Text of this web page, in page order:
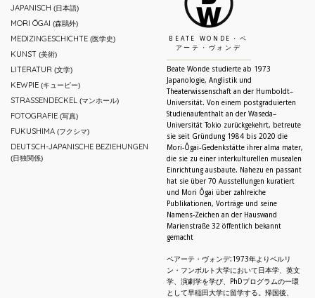
JAPANISCH (日本語)
MORI ŌGAI (森鷗外)
MEDIZINGESCHICHTE (医学史)
KUNST (美術)
LITERATUR (文学)
KEWPIE (キューピー)
STRASSENDECKEL (マンホール)
FOTOGRAFIE (写真)
FUKUSHIMA (フクシマ)
DEUTSCH-JAPANISCHE BEZIEHUNGEN
(日独関係)
BEATE WONDE・ベ
アーテ・ヴォンデ
Beate Wonde studierte ab 1973
Japanologie, Anglistik und
Theaterwissenschaft an der Humboldt–
Universität. Von einem postgraduierten
Studienaufenthalt an der Waseda–
Universität Tokio zurückgekehrt, betreute
sie seit Gründung 1984 bis 2020 die
Mori-Ôgai-Gedenkstätte ihrer alma mater,
die sie zu einer interkulturellen musealen
Einrichtung ausbaute. Nahezu en passant
hat sie über 70 Ausstellungen kuratiert
und Mori Ôgai über zahlreiche
Publikationen, Vorträge und seine
Namens-Zeichen an der Hauswand
Marienstraße 32 öffentlich bekannt
gemacht
ベアーテ・ヴォンデ:1973年よりベルリ
ン・フンボルト大学において日本学、英文
学、演劇学を学び、PhDプログラムの一環
として早稲田大学に留学する。帰国後、